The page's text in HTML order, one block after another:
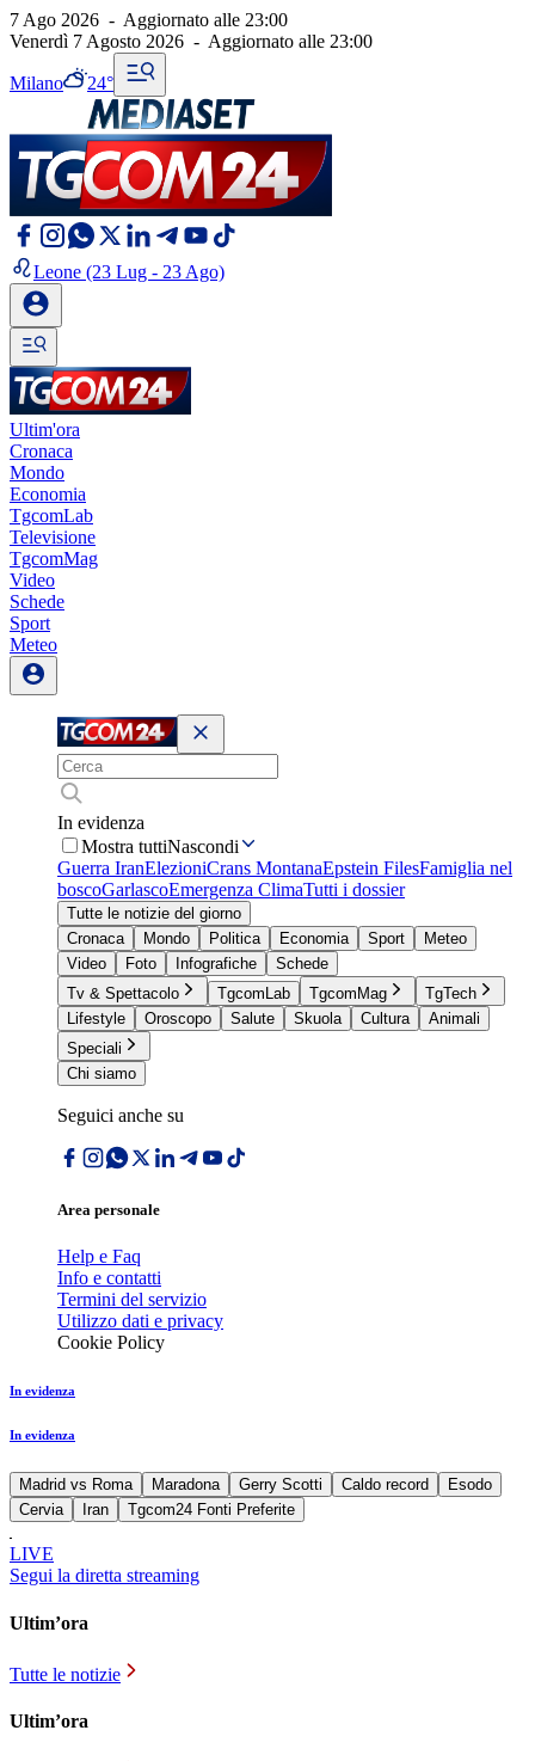
7 Ago 2026 - Aggiornato alle 23:00
Venerdì 7 Agosto 2026 - Aggiornato alle 23:00
Milano 24°
Leone (23 Lug - 23 Ago)
Ultim'ora
Cronaca
Mondo
Economia
TgcomLab
Televisione
TgcomMag
Video
Schede
Sport
Meteo
In evidenza
Mostra tuttiNascondi
Guerra IranElezioniCrans MontanaEpstein FilesFamiglia nel
boscoGarlascoEmergenza ClimaTutti i dossier
Tutte le notizie del giorno
Cronaca
Mondo Politica Economia Sport
Meteo
Video
Foto Infografiche
Schede
Tv & Spettacolo
TgcomLab TgcomMag
TgTech
Lifestyle
Oroscopo Salute Skuola Cultura
Animali
Speciali
Chi siamo
Seguici anche su
Area personale
Help e Faq
Info e contatti
Termini del servizio
Utilizzo dati e privacy
Cookie Policy
In evidenza
In evidenza
Madrid vs Roma Maradona Gerry Scotti Caldo record
Esodo
Cervia
Iran Tgcom24 Fonti Preferite
LIVE
Segui la diretta streaming
Ultim’ora
Tutte le notizie
Ultim’ora